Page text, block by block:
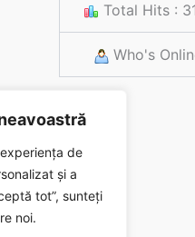
de
și a
tot”, sunteți
noi.
Total Hits :
Who's